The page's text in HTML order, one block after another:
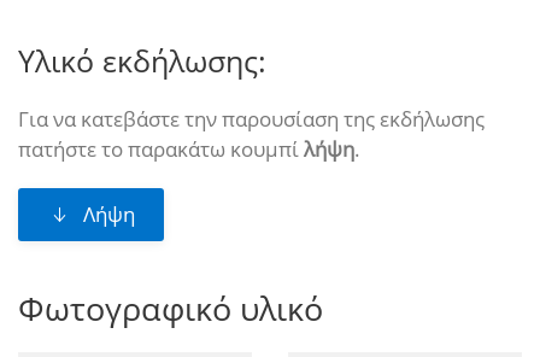
Υλικό εκδήλωσης:
Για να κατεβάστε την παρουσίαση της εκδήλωσης
πατήστε το παρακάτω κουμπί λήψη.
Λήψη
Φωτογραφικό υλικό